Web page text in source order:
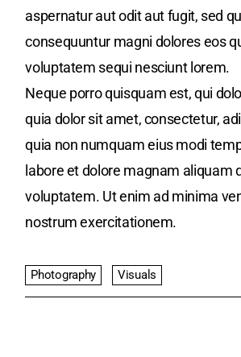
aspernatur aut odit aut fugit, sed
consequuntur magni dolores eos
voluptatem sequi nesciunt lorem.
Neque porro quisquam est, qui
quia dolor sit amet, consectetur,
quia non numquam eius modi
labore et dolore magnam aliquam
voluptatem. Ut enim ad minima
nostrum exercitationem.
Photography Visuals